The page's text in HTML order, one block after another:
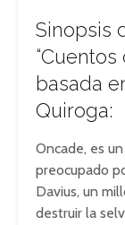
Sinopsis
“Cuentos
basada
Quiroga:
Oncade, es
preocupado
Davius, un
destruir la